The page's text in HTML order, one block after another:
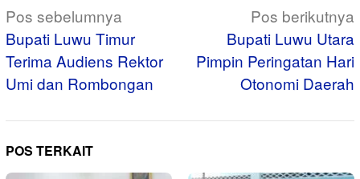
Navigasi
pos
Pos sebelumnya
Bupati Luwu Timur
Terima Audiens Rektor
Umi dan Rombongan
Pos berikutnya
Bupati Luwu Utara
Pimpin Peringatan Hari
Otonomi Daerah
POS TERKAIT